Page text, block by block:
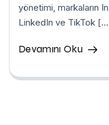
yönetimi, markaların
LinkedIn ve TikTok
Devamını Oku